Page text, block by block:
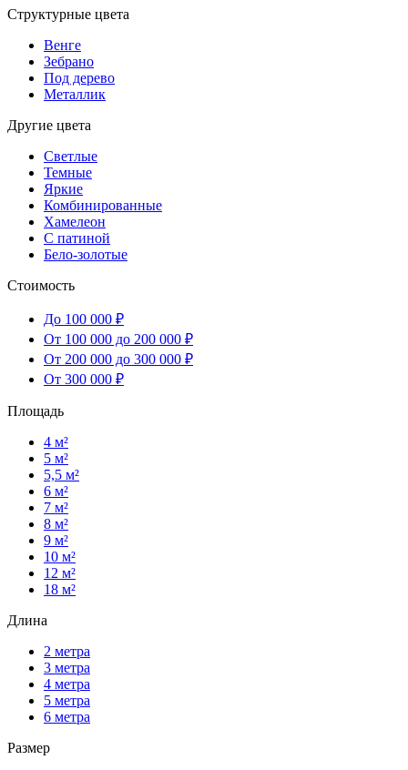
Структурные цвета
Венге
Зебрано
Под дерево
Металлик
Другие цвета
Светлые
Темные
Яркие
Комбинированные
Хамелеон
С патиной
Бело-золотые
Стоимость
До 100 000 ₽
От 100 000 до 200 000 ₽
От 200 000 до 300 000 ₽
От 300 000 ₽
Площадь
4 м²
5 м²
5,5 м²
6 м²
7 м²
8 м²
9 м²
10 м²
12 м²
18 м²
Длина
2 метра
3 метра
4 метра
5 метра
6 метра
Размер